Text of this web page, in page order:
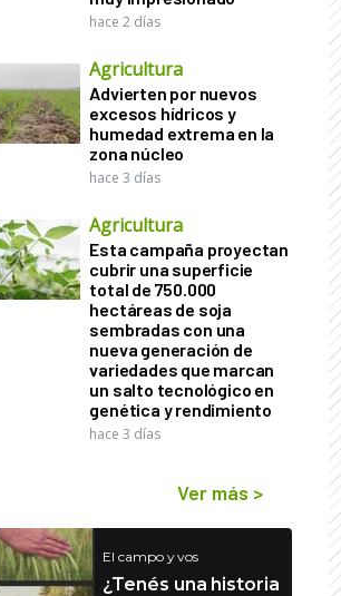
hace 2 días
Agricultura
Advierten por nuevos
excesos hídricos y
humedad extrema en la
zona núcleo
hace 3 días
Agricultura
Esta campaña proyectan
cubrir una superficie
total de 750.000
hectáreas de soja
sembradas con una
nueva generación de
variedades que marcan
un salto tecnológico en
genética y rendimiento
hace 3 días
Ver más >
El campo y vos
¿Tenés una historia